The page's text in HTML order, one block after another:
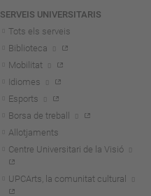
SERVEIS UNIVERSITARIS
Tots els serveis
Biblioteca
Mobilitat
Idiomes
Esports
Borsa de treball
Allotjaments
Centre Universitari de la Visió
UPCArts, la comunitat cultural